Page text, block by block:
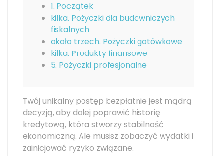
1. Początek
kilka. Pożyczki dla budowniczych
fiskalnych
około trzech. Pożyczki gotówkowe
kilka. Produkty finansowe
5. Pożyczki profesjonalne
Twój unikalny postęp bezpłatnie jest mądrą
decyzją, aby dalej poprawić historię
kredytową, która stworzy stabilność
ekonomiczną. Ale musisz zobaczyć wydatki i
zainicjować ryzyko związane.